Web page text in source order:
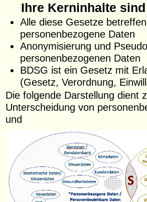
Ihre Kerninhalte sind
Alle diese Gesetze
personenbezogene Daten
Anonymisierung und
personenbezogenen Daten
BDSG ist ein Gesetz mit
(Gesetz, Verordnung,
Die folgende Darstellung dient
Unterscheidung von
und